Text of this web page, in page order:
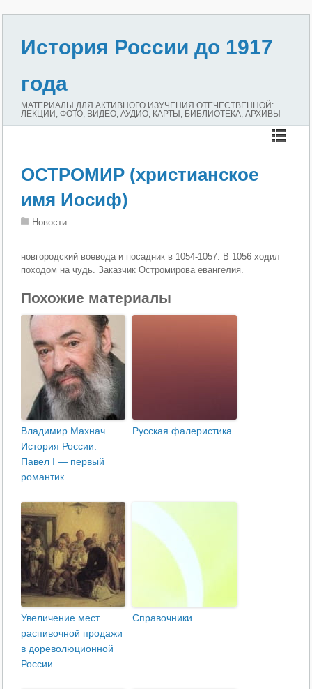
История России до 1917
года
МАТЕРИАЛЫ ДЛЯ АКТИВНОГО ИЗУЧЕНИЯ ОТЕЧЕСТВЕННОЙ:
ЛЕКЦИИ, ФОТО, ВИДЕО, АУДИО, КАРТЫ, БИБЛИОТЕКА, АРХИВЫ
ОСТРОМИР (христианское
имя Иосиф)
Новости
новгородский воевода и посадник в 1054-1057. В 1056 ходил
походом на чудь. Заказчик Остромирова евангелия.
Похожие материалы
Владимир Махнач.
История России.
Павел I — первый
романтик
Русская фалеристика
Увеличение мест
распивочной продажи
в дореволюционной
России
Справочники